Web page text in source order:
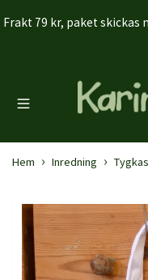
Frakt 79 kr, paket skickas
Hem Inredning